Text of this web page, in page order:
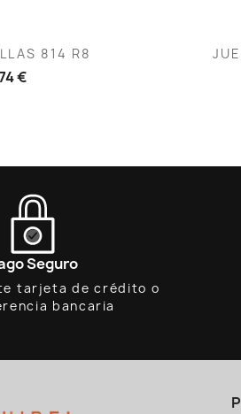
rápida814 R8
€
Seguro
tarjeta de crédito o
bancaria